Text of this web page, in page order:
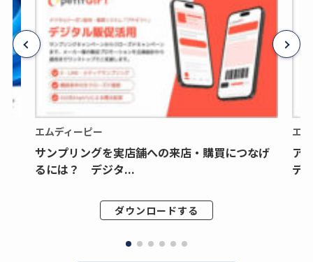
エムディーピー
サンプリングを実店舗への来店・購買につなげ
るには？ デジタ...
ダウンロードする
エ
ア
デ